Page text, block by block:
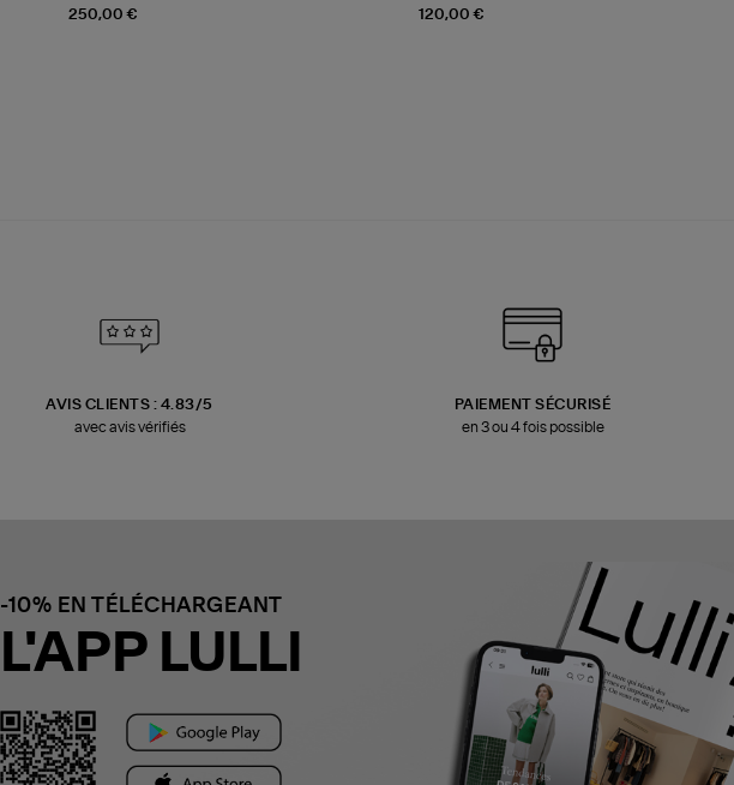
250,00 €
120,00 €
AVIS CLIENTS : 4.83/5
avec avis vérifiés
PAIEMENT SÉCURISÉ
en 3 ou 4 fois possible
-10% EN TÉLÉCHARGEANT
L'APP LULLI